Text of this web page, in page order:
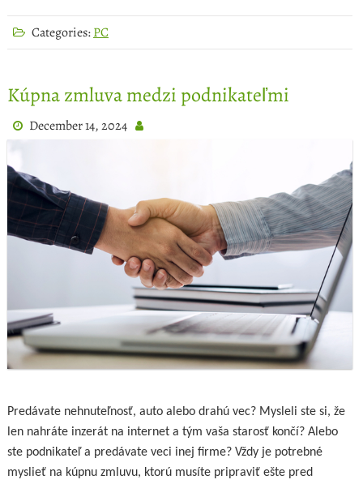
Categories:PC
Kúpna zmluva medzi podnikateľmi
December 14, 2024
Predávate nehnuteľnosť, auto alebo drahú vec? Mysleli ste si, že
len nahráte inzerát na internet a tým vaša starosť končí? Alebo
ste podnikateľ a predávate veci inej firme? Vždy je potrebné
myslieť na kúpnu zmluvu, ktorú musíte pripraviť ešte pred